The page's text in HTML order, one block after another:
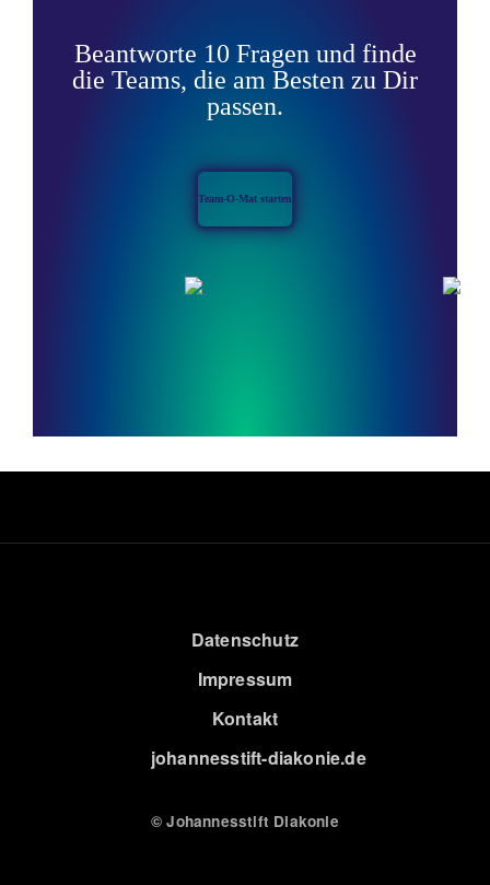
Beantworte 10 Fragen und finde
die Teams, die am Besten zu Dir
passen.
Team-O-Mat starten
© Johannesstift Diakonie
Datenschutz
Impressum
Kontakt
johannesstift-diakonie.de